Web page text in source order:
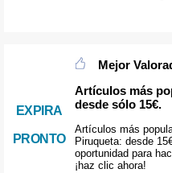
EXPIRA
PRONTO
Mejor
Artículos más
desde sólo 15€.
Artículos más
Piruqueta: desde
oportunidad para
¡haz clic ahora!